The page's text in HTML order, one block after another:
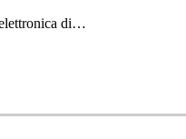
di…